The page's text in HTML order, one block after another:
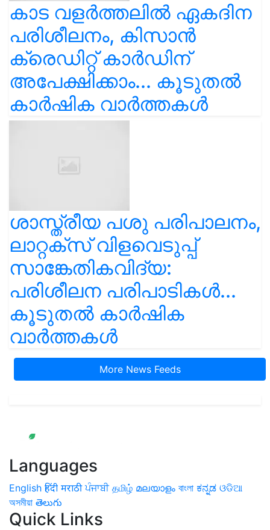
കാട വളര്‍ത്തലിൽ ഏകദിന
പരിശീലനം, കിസാൻ
ക്രെഡിറ്റ് കാർഡിന്
അപേക്ഷിക്കാം... കൂടുതൽ
കാർഷിക വാർത്തകൾ
ശാസ്ത്രീയ പശു പരിപാലനം,
ലാറ്റക്സ് വിളവെടുപ്പ്
സാങ്കേതികവിദ്യ:
പരിശീലന പരിപാടികൾ...
കൂടുതൽ കാർഷിക
വാർത്തകൾ
More News Feeds
Languages
English हिंदी मराठी ਪੰਜਾਬੀ தமிழ் മലയാളം বাংলা ಕನ್ನಡ ଓଡିଆ
অসমীয়া తెలుగు
Quick Links